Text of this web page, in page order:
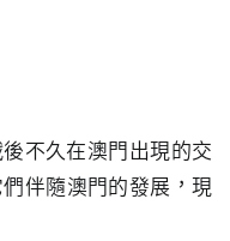
不久在澳門出現的交
伴隨澳門的發展，現